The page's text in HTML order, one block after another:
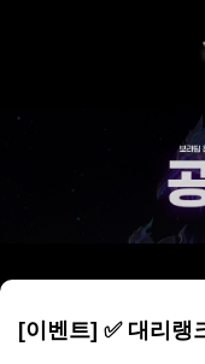
[이벤트] ✅ 대리랭